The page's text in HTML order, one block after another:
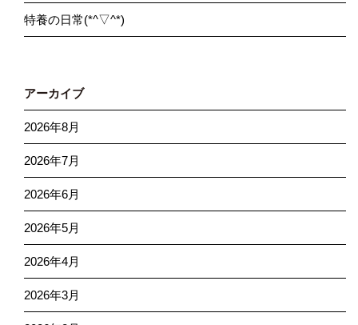
特養の日常(*^▽^*)
アーカイブ
2026年8月
2026年7月
2026年6月
2026年5月
2026年4月
2026年3月